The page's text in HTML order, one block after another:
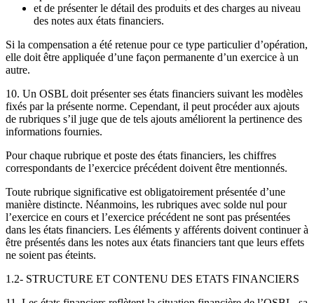
et de présenter le détail des produits et des charges au niveau
des notes aux états financiers.
Si la compensation a été retenue pour ce type particulier d’opération,
elle doit être appliquée d’une façon permanente d’un exercice à un
autre.
10. Un OSBL doit présenter ses états financiers suivant les modèles
fixés par la présente norme. Cependant, il peut procéder aux ajouts
de rubriques s’il juge que de tels ajouts améliorent la pertinence des
informations fournies.
Pour chaque rubrique et poste des états financiers, les chiffres
correspondants de l’exercice précédent doivent être mentionnés.
Toute rubrique significative est obligatoirement présentée d’une
manière distincte. Néanmoins, les rubriques avec solde nul pour
l’exercice en cours et l’exercice précédent ne sont pas présentées
dans les états financiers. Les éléments y afférents doivent continuer à
être présentés dans les notes aux états financiers tant que leurs effets
ne soient pas éteints.
1.2- STRUCTURE ET CONTENU DES ETATS FINANCIERS